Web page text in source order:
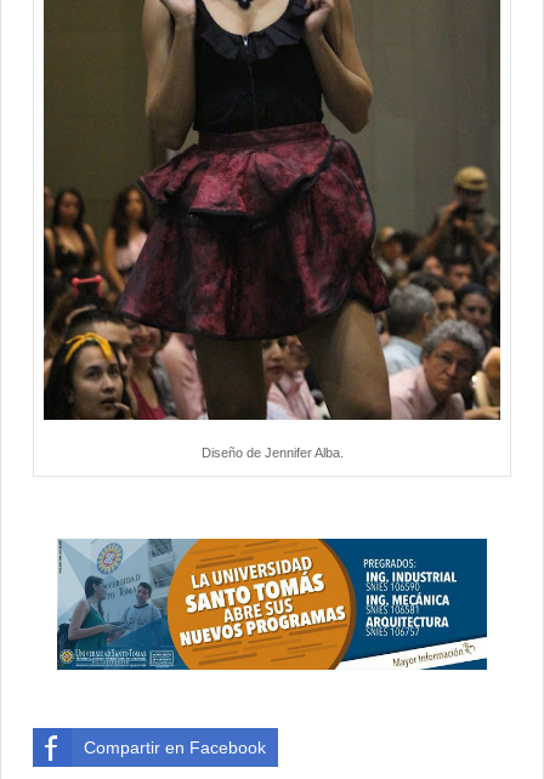
Diseño de Jennifer Alba.
Compartir en Facebook